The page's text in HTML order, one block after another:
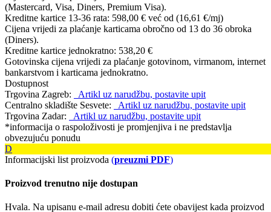
(Mastercard, Visa, Diners, Premium Visa).
Kreditne kartice 13-36 rata: 598,00 € već od (16,61 €/mj)
Cijena vrijedi za plaćanje karticama obročno od 13 do 36 obroka
(Diners).
Kreditne kartice jednokratno: 538,20 €
Gotovinska cijena vrijedi za plaćanje gotovinom, virmanom, internet
bankarstvom i karticama jednokratno.
Dostupnost
Trgovina Zagreb:
Artikl uz narudžbu, postavite upit
Centralno skladište Sesvete:
Artikl uz narudžbu, postavite upit
Trgovina Zadar:
Artikl uz narudžbu, postavite upit
*informacija o raspoloživosti je promjenjiva i ne predstavlja
obvezujuću ponudu
D
Informacijski list proizvoda (preuzmi PDF)
Proizvod trenutno nije dostupan
Hvala. Na upisanu e-mail adresu dobiti ćete obavijest kada proizvod